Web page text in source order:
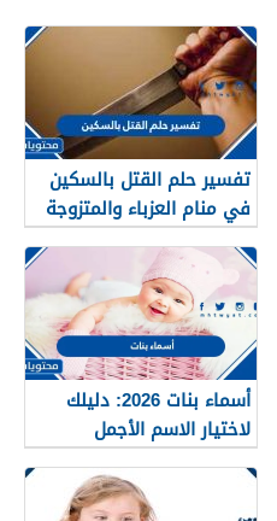
تفسير حلم القتل بالسكين
في منام العزباء والمتزوجة
والحامل بالتفصيل
أسماء بنات 2026: دليلك
لاختيار الاسم الأجمل
لمولودتك القادمة